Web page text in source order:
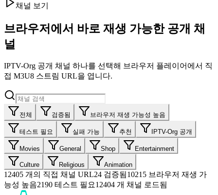
채널 보기
브라우저에서 바로 재생 가능한 공개 채
널
IPTV-Org 공개 채널 하나를 선택해 브라우저 플레이어에서 직
접 M3U8 스트림 URL을 엽니다.
전체 검증됨 브라우저 재생 가능성 높음
테스트 필요 실패 가능 추천 IPTV-Org 공개
Movies General Shop Entertainment
Culture Religious Animation
12405 개의 직접 채널 URL24 검증됨10215 브라우저 재생 가
능성 높음2190 테스트 필요12404 개 채널 로드됨